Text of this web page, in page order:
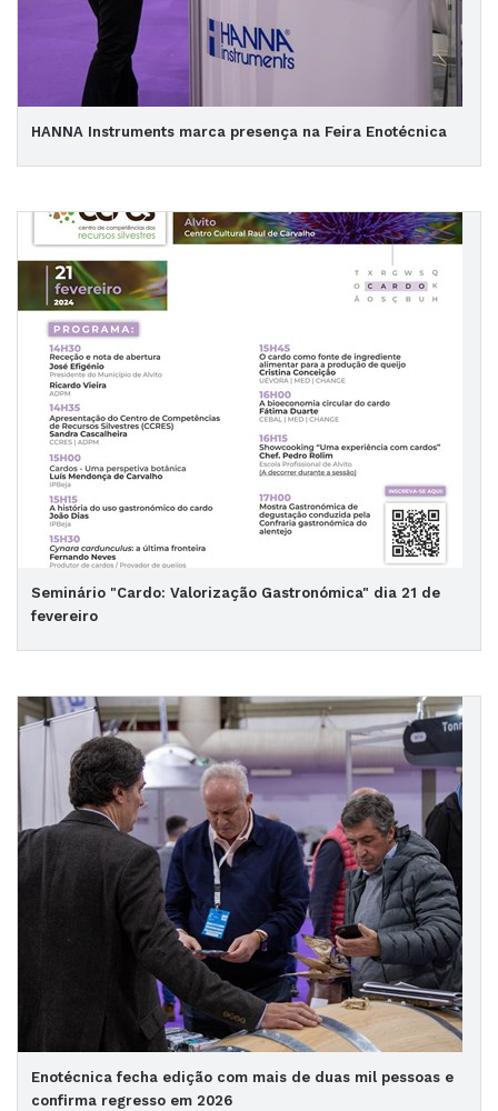
HANNA Instruments marca presença na Feira Enotécnica
Seminário "Cardo: Valorização Gastronómica" dia 21 de
fevereiro
Enotécnica fecha edição com mais de duas mil pessoas e
confirma regresso em 2026